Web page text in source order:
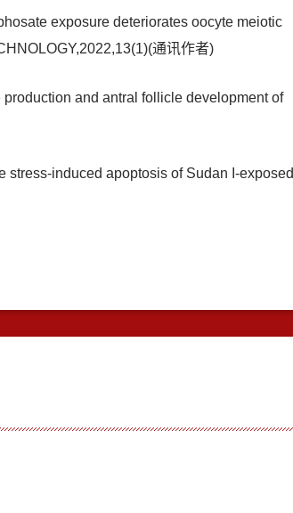
exposure deteriorates oocyte meiotic
通讯作者)
and antral follicle development of
induced apoptosis of Sudan I-exposed